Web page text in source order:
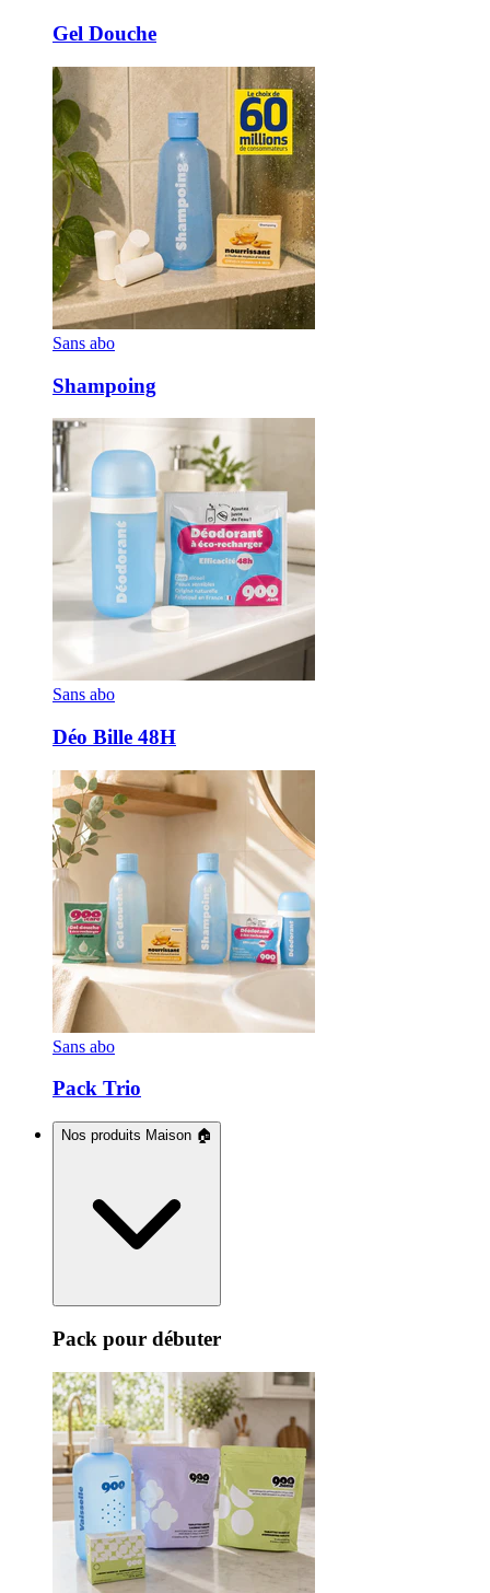
Gel Douche
Sans abo
Shampoing
Sans abo
Déo Bille 48H
Sans abo
Pack Trio
Nos produits Maison 🏠
Pack pour débuter